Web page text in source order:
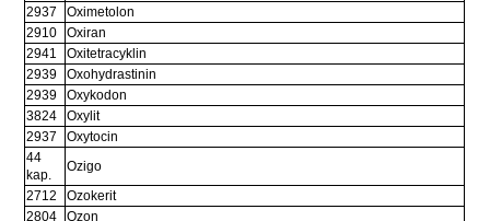
2937
Oximetolon
2910
Oxiran
2941
Oxitetracyklin
2939
Oxohydrastinin
2939
Oxykodon
3824
Oxylit
2937
Oxytocin
44
kap.
Ozigo
2712
Ozokerit
2804
Ozon